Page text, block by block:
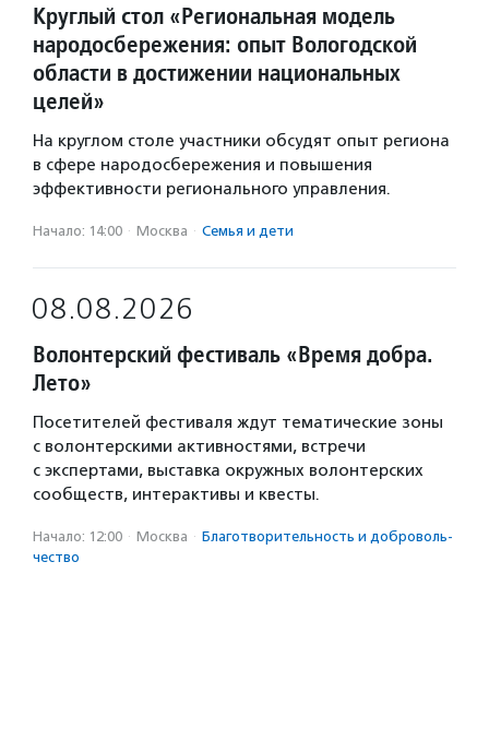
Круглый стол «Региональная модель
народосбережения: опыт Вологодской
области в достижении национальных
целей»
На круглом столе участники обсудят опыт региона
в сфере народосбережения и повышения
эффективности регионального управления.
Начало: 14:00 · Москва · Семья и дети
08.08.2026
Волонтерский фестиваль «Время добра.
Лето»
Посетителей фестиваля ждут тематические зоны
с волонтерскими активностями, встречи
с экспертами, выставка окружных волонтерских
сообществ, интерактивы и квесты.
Начало: 12:00 · Москва · Благотвори­тель­ность и доброволь­
чест­во